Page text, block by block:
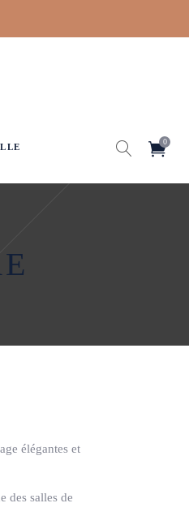
0
élégantes et
des salles de